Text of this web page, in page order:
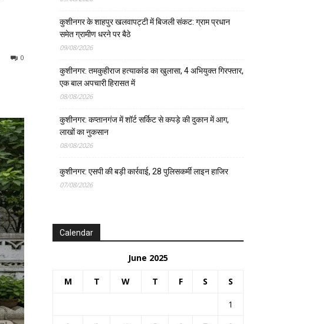
0
कुशीनगर के शाहपुर खलवापट्टी में बिजली संकट: ग्राम प्रधान
समेत ग्रामीण धरने पर बैठे
09/08/2026
कुशीनगर: तमकुहीराज हत्याकांड का खुलासा, 4 अभियुक्त गिरफ्तार,
एक बाल अपचारी हिरासत में
08/08/2026
कुशीनगर: कप्तानगंज में शॉर्ट सर्किट से कपड़े की दुकान में आग,
लाखों का नुकसान
08/08/2026
कुशीनगर: एसपी की बड़ी कार्रवाई, 28 पुलिसकर्मी लाइन हाजिर
07/08/2026
Calendar
June 2025
M T W T F S S
1